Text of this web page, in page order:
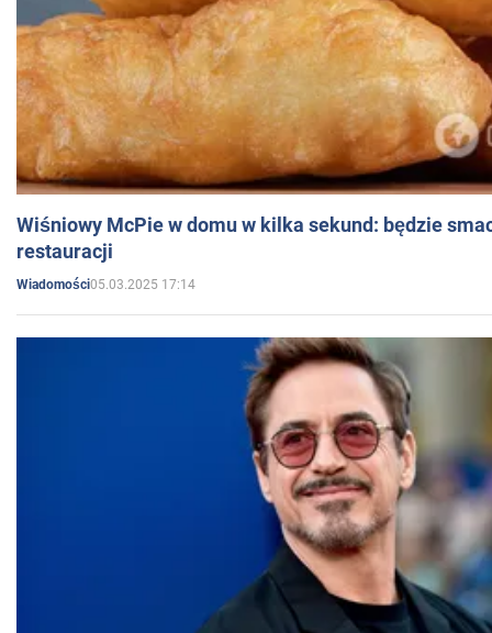
Wiśniowy McPie w domu w kilka sekund: będzie
restauracji
Wiadomości05.03.2025 17:14